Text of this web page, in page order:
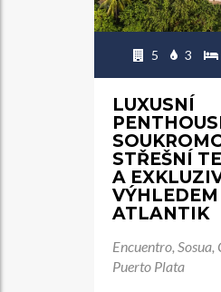
5 3
LUXUSNÍ
STŘEŠNÍ
A
ATLANTIK
Encuentro, Sosua,
Puerto Plata